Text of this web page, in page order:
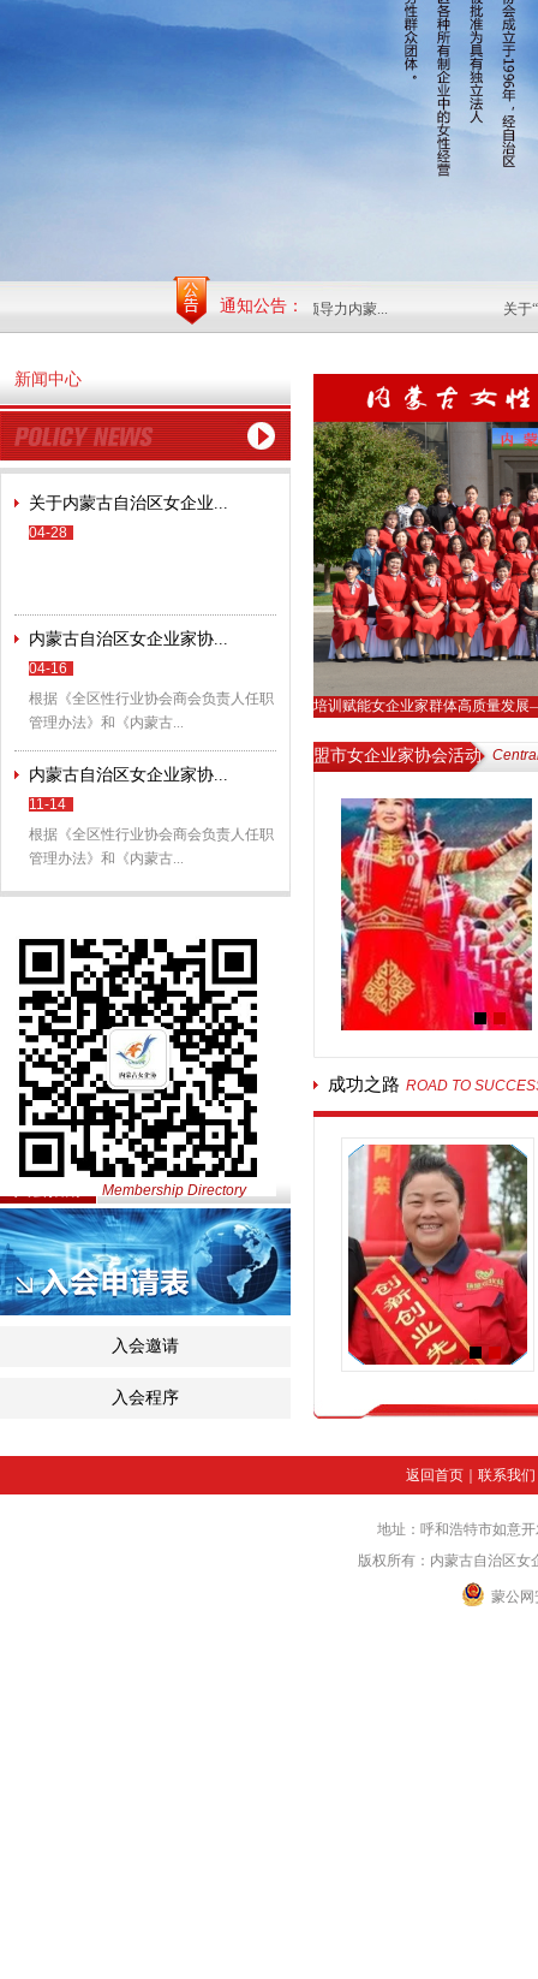
通知公告：
关于开展清华2017 《双创领导力内蒙... 关于“
新闻中心
关于内蒙古自治区女企业...
04-28
内蒙古自治区女企业家协...
04-16
根据《全区性行业协会商会负责人任职
管理办法》和《内蒙古...
内蒙古自治区女企业家协...
11-14
根据《全区性行业协会商会负责人任职
管理办法》和《内蒙古...
Membership Directory
入会邀请
入会程序
培训赋能女企业家群体高质量发
盟市女企业家协会活动
成功之路 ROAD TO
返回首页｜ 联系我们
地址：呼和浩特市如意
版权所有：内蒙古自治区女企
蒙公网